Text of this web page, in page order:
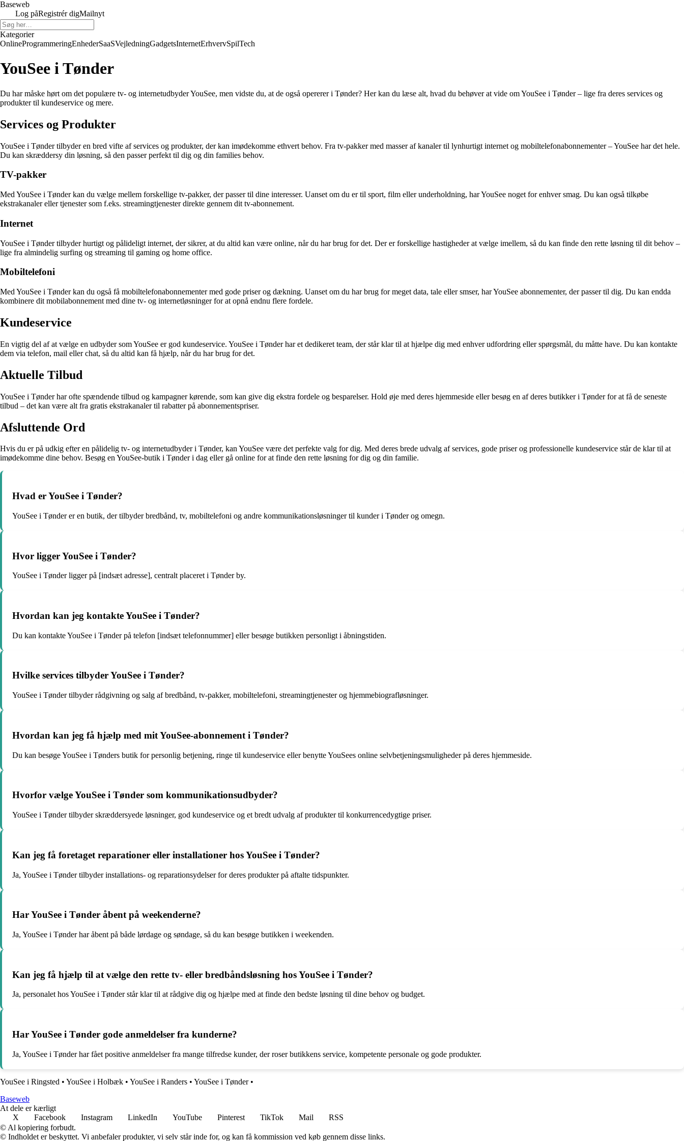
Baseweb
Log påRegistrér digMailnyt
Kategorier
OnlineProgrammeringEnhederSaaSVejledningGadgetsInternetErhvervSpilTech
YouSee i Tønder
Du har måske hørt om det populære tv- og internetudbyder YouSee, men vidste du, at de også opererer i Tønder? Her kan du læse alt, hvad du behøver at vide om YouSee i Tønder – lige fra deres services og
produkter til kundeservice og mere.
Services og Produkter
YouSee i Tønder tilbyder en bred vifte af services og produkter, der kan imødekomme ethvert behov. Fra tv-pakker med masser af kanaler til lynhurtigt internet og mobiltelefonabonnementer – YouSee har det hele.
Du kan skræddersy din løsning, så den passer perfekt til dig og din families behov.
TV-pakker
Med YouSee i Tønder kan du vælge mellem forskellige tv-pakker, der passer til dine interesser. Uanset om du er til sport, film eller underholdning, har YouSee noget for enhver smag. Du kan også tilkøbe
ekstrakanaler eller tjenester som f.eks. streamingtjenester direkte gennem dit tv-abonnement.
Internet
YouSee i Tønder tilbyder hurtigt og pålideligt internet, der sikrer, at du altid kan være online, når du har brug for det. Der er forskellige hastigheder at vælge imellem, så du kan finde den rette løsning til dit behov –
lige fra almindelig surfing og streaming til gaming og home office.
Mobiltelefoni
Med YouSee i Tønder kan du også få mobiltelefonabonnementer med gode priser og dækning. Uanset om du har brug for meget data, tale eller smser, har YouSee abonnementer, der passer til dig. Du kan endda
kombinere dit mobilabonnement med dine tv- og internetløsninger for at opnå endnu flere fordele.
Kundeservice
En vigtig del af at vælge en udbyder som YouSee er god kundeservice. YouSee i Tønder har et dedikeret team, der står klar til at hjælpe dig med enhver udfordring eller spørgsmål, du måtte have. Du kan kontakte
dem via telefon, mail eller chat, så du altid kan få hjælp, når du har brug for det.
Aktuelle Tilbud
YouSee i Tønder har ofte spændende tilbud og kampagner kørende, som kan give dig ekstra fordele og besparelser. Hold øje med deres hjemmeside eller besøg en af deres butikker i Tønder for at få de seneste
tilbud – det kan være alt fra gratis ekstrakanaler til rabatter på abonnementspriser.
Afsluttende Ord
Hvis du er på udkig efter en pålidelig tv- og internetudbyder i Tønder, kan YouSee være det perfekte valg for dig. Med deres brede udvalg af services, gode priser og professionelle kundeservice står de klar til at
imødekomme dine behov. Besøg en YouSee-butik i Tønder i dag eller gå online for at finde den rette løsning for dig og din familie.
Hvad er YouSee i Tønder?
YouSee i Tønder er en butik, der tilbyder bredbånd, tv, mobiltelefoni og andre kommunikationsløsninger til kunder i Tønder og omegn.
Hvor ligger YouSee i Tønder?
YouSee i Tønder ligger på [indsæt adresse], centralt placeret i Tønder by.
Hvordan kan jeg kontakte YouSee i Tønder?
Du kan kontakte YouSee i Tønder på telefon [indsæt telefonnummer] eller besøge butikken personligt i åbningstiden.
Hvilke services tilbyder YouSee i Tønder?
YouSee i Tønder tilbyder rådgivning og salg af bredbånd, tv-pakker, mobiltelefoni, streamingtjenester og hjemmebiografløsninger.
Hvordan kan jeg få hjælp med mit YouSee-abonnement i Tønder?
Du kan besøge YouSee i Tønders butik for personlig betjening, ringe til kundeservice eller benytte YouSees online selvbetjeningsmuligheder på deres hjemmeside.
Hvorfor vælge YouSee i Tønder som kommunikationsudbyder?
YouSee i Tønder tilbyder skræddersyede løsninger, god kundeservice og et bredt udvalg af produkter til konkurrencedygtige priser.
Kan jeg få foretaget reparationer eller installationer hos YouSee i Tønder?
Ja, YouSee i Tønder tilbyder installations- og reparationsydelser for deres produkter på aftalte tidspunkter.
Har YouSee i Tønder åbent på weekenderne?
Ja, YouSee i Tønder har åbent på både lørdage og søndage, så du kan besøge butikken i weekenden.
Kan jeg få hjælp til at vælge den rette tv- eller bredbåndsløsning hos YouSee i Tønder?
Ja, personalet hos YouSee i Tønder står klar til at rådgive dig og hjælpe med at finde den bedste løsning til dine behov og budget.
Har YouSee i Tønder gode anmeldelser fra kunderne?
Ja, YouSee i Tønder har fået positive anmeldelser fra mange tilfredse kunder, der roser butikkens service, kompetente personale og gode produkter.
YouSee i Ringsted • YouSee i Holbæk • YouSee i Randers • YouSee i Tønder•
Baseweb
At dele er kærligt
X
Facebook Instagram LinkedIn YouTube Pinterest TikTok Mail
RSS
© Al kopiering forbudt.
© Indholdet er beskyttet. Vi anbefaler produkter, vi selv står inde for, og kan få kommission ved køb gennem disse links.